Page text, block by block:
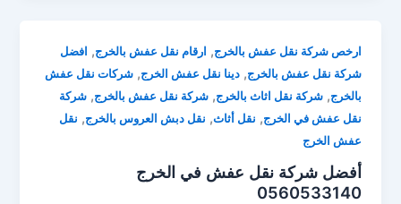
ارخص شركة نقل عفش بالخرج, ارقام نقل عفش بالخرج, افضل
شركة نقل عفش بالخرج,دينا نقل عفش الخرج,شركات نقل عفش
بالخرج,شركة نقل اثاث بالخرج,شركة نقل عفش بالخرج,شركة
نقل عفش في الخرج, نقل أثاث, نقل دبش العروس بالخرج, نقل
عفش الخرج
أفضل شركة نقل عفش في الخرج
0560533140